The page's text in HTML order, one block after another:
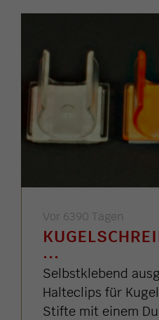
Vor 6390 Tagen
...
Selbstklebend
Halteclips für
Stifte mit einem